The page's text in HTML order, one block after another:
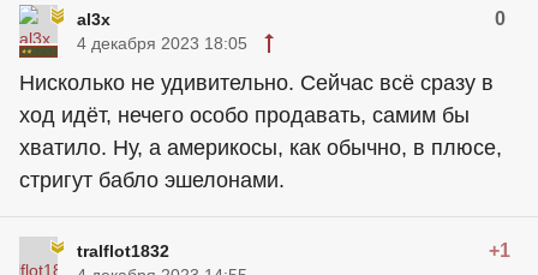
al3x 0
4 декабря 2023 18:05
Нисколько не удивительно. Сейчас всё сразу в
ход идëт, нечего особо продавать, самим бы
хватило. Ну, а америкосы, как обычно, в плюсе,
стригут бабло эшелонами.
tralflot1832 +1